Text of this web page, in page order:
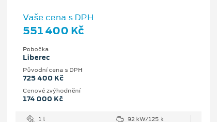
Vaše cena s DPH
551 400 Kč
Pobočka
Liberec
Původní cena s DPH
725 400 Kč
Cenové zvýhodnění
174 000 Kč
1 l
92 kW/125 k